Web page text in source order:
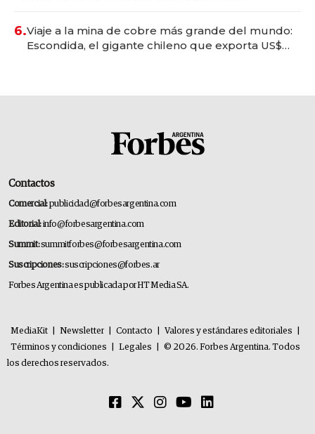
6.Viaje a la mina de cobre más grande del mundo:
Escondida, el gigante chileno que exporta US$
Contactos
Comercial:publicidad@forbesargentina.com
Editorial:info@forbesargentina.com
Summit:summitforbes@forbesargentina.com
Suscripciones:suscripciones@forbes.ar
Forbes Argentina es publicada por HT Media SA.
MediaKit Newsletter Contacto Valores y estándares editoriales
Términos y condiciones
Legales
© 2026. Forbes Argentina. Todos
los derechos reservados.